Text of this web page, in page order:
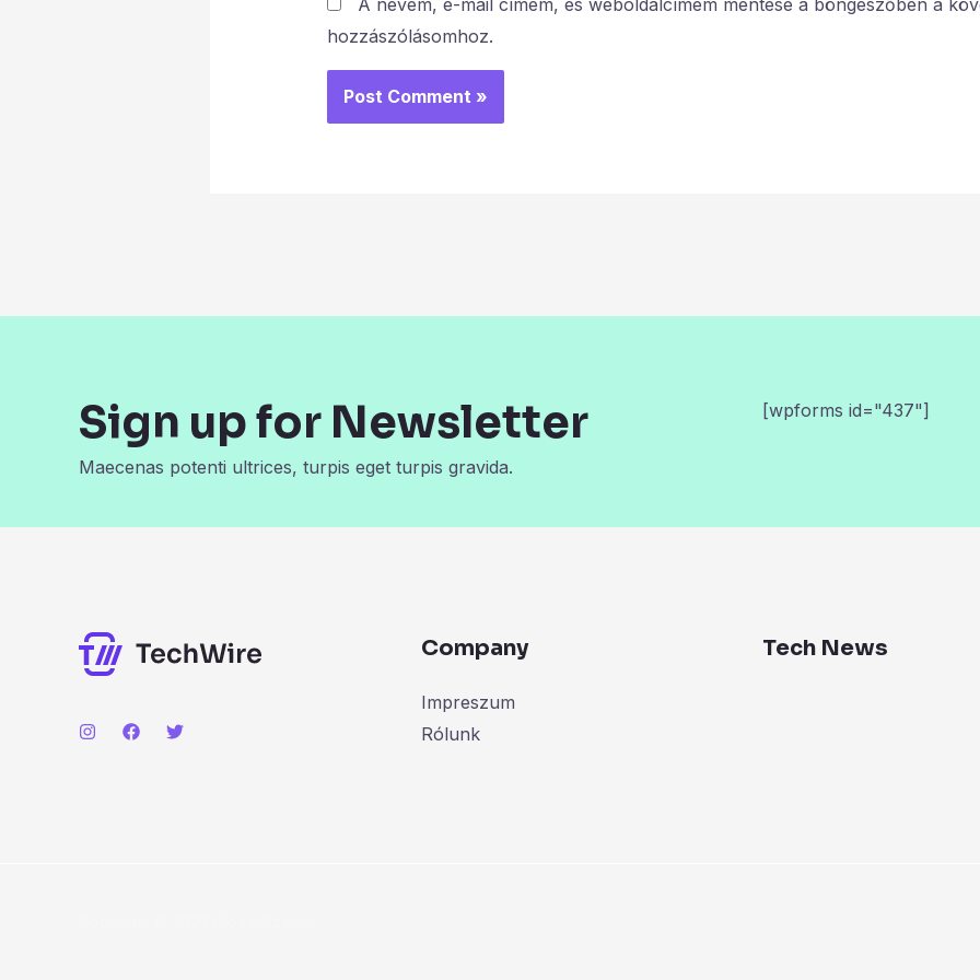
A nevem, e-mail címem, és weboldalcímem mentése a böngészőben a
hozzászólásomhoz.
Sign up for Newsletter
Maecenas potenti ultrices, turpis eget turpis gravida.
[wpforms id="437"]
Company
Impreszum
Rólunk
Tech News